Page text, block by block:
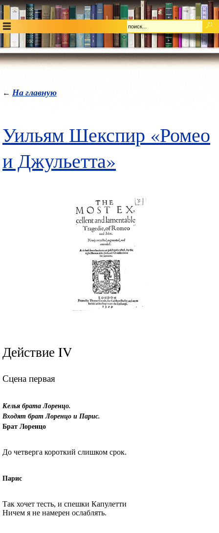
← На главную
Уильям Шекспир «Ромео
и Джульетта»
Действие IV
Сцена первая
Келья брата Лоренцо.
Входят брат Лоренцои Парис.
Брат Лоренцо
До четверга короткий слишком срок.
Парис
Так хочет тесть, и спешки Капулетти
Ничем я не намерен ослаблять.